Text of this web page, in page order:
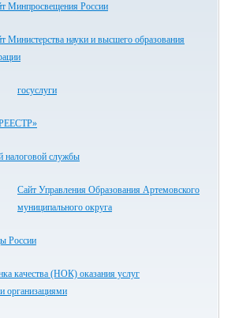
Минпросвещения России
Министерства науки и высшего образования
госуслуги
налоговой службы
Сайт Управления Образования Артемовского
муниципального округа
России
качества (НОК) оказания услуг
организациями